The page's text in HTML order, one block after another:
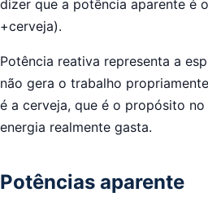
dizer que a potência aparente é
+cerveja).
Potência reativa representa a
não gera o trabalho
é a cerveja, que é o propósito
energia realmente gasta.
Potências aparente